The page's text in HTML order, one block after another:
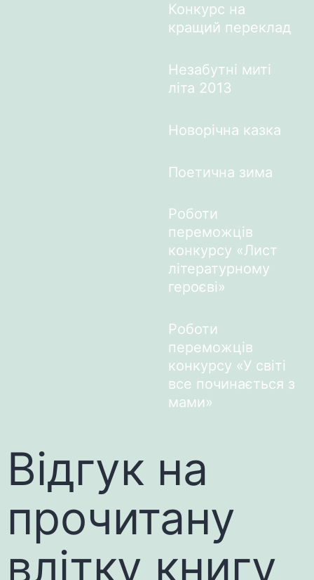
Конкурс на
кращий переклад
Незабутні миті
літа 2013
Новорічна казка
Поетична зима
Роботи
переможців
конкурсу «Лист
літературному
героєві»
Роботи
переможців
конкурсу «У світі
все починається з
мами»
Відгук на
прочитану
влітку книгу